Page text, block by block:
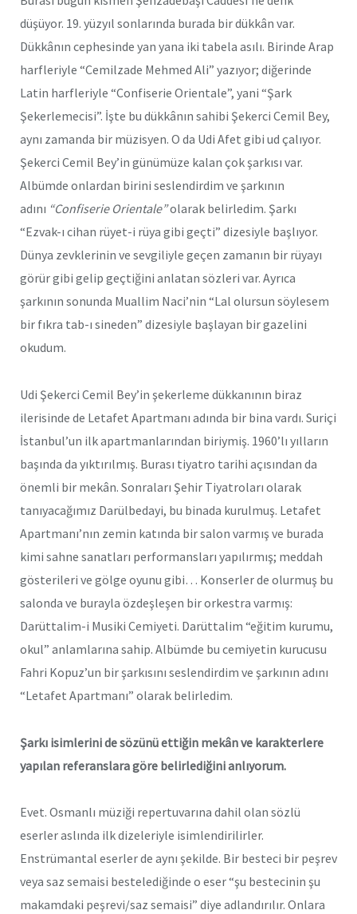
düşüyor. 19. yüzyıl sonlarında burada bir dükkân var.
Dükkânın cephesinde yan yana iki tabela asılı. Birinde Arap
harfleriyle “Cemilzade Mehmed Ali” yazıyor; diğerinde
Latin harfleriyle “Confiserie Orientale”, yani “Şark
Şekerlemecisi”. İşte bu dükkânın sahibi Şekerci Cemil Bey,
aynı zamanda bir müzisyen. O da Udi Afet gibi ud çalıyor.
Şekerci Cemil Bey’in günümüze kalan çok şarkısı var.
Albümde onlardan birini seslendirdim ve şarkının
adını “Confiserie Orientale”olarak belirledim. Şarkı
“Ezvak-ı cihan rüyet-i rüya gibi geçti” dizesiyle başlıyor.
Dünya zevklerinin ve sevgiliyle geçen zamanın bir rüyayı
görür gibi gelip geçtiğini anlatan sözleri var. Ayrıca
şarkının sonunda Muallim Naci’nin “Lal olursun söylesem
bir fıkra tab-ı sineden” dizesiyle başlayan bir gazelini
okudum.
Udi Şekerci Cemil Bey’in şekerleme dükkanının biraz
ilerisinde de Letafet Apartmanı adında bir bina vardı. Suriçi
İstanbul’un ilk apartmanlarından biriymiş. 1960’lı yılların
başında da yıktırılmış. Burası tiyatro tarihi açısından da
önemli bir mekân. Sonraları Şehir Tiyatroları olarak
tanıyacağımız Darülbedayi, bu binada kurulmuş. Letafet
Apartmanı’nın zemin katında bir salon varmış ve burada
kimi sahne sanatları performansları yapılırmış; meddah
gösterileri ve gölge oyunu gibi… Konserler de olurmuş bu
salonda ve burayla özdeşleşen bir orkestra varmış:
Darüttalim-i Musiki Cemiyeti. Darüttalim “eğitim kurumu,
okul” anlamlarına sahip. Albümde bu cemiyetin kurucusu
Fahri Kopuz’un bir şarkısını seslendirdim ve şarkının adını
“Letafet Apartmanı” olarak belirledim.
Şarkı isimlerini de sözünü ettiğin mekân ve karakterlere
yapılan referanslara göre belirlediğini anlıyorum.
Evet. Osmanlı müziği repertuvarına dahil olan sözlü
eserler aslında ilk dizeleriyle isimlendirilirler.
Enstrümantal eserler de aynı şekilde. Bir besteci bir peşrev
veya saz semaisi bestelediğinde o eser “şu bestecinin şu
makamdaki peşrevi/saz semaisi” diye adlandırılır. Onlara